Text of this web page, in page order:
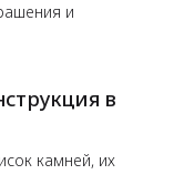
и
в
камней, их